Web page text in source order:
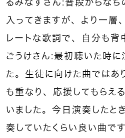
るみなすさん：普段からな
入ってきますが、より一層
レートな歌詞で、自分も背
ごうけさん：最初聴いた時
た。生徒に向けた曲ではあ
も重なり、応援してもらえ
いました。今日演奏したと
奏していたくらい良い曲です